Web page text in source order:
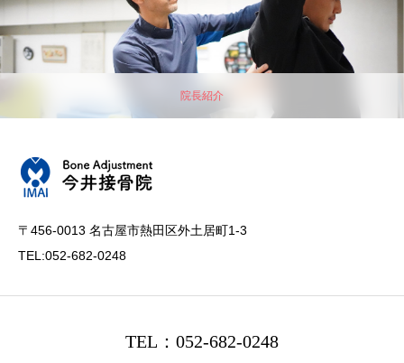
院長紹介
〒456-0013 名古屋市熱田区外土居町1-3
TEL:052-682-0248
TEL：052-682-0248